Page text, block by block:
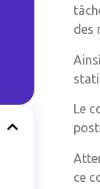
des
Le
ce